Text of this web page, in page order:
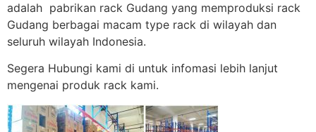
adalah pabrikan rack Gudang yang memproduksi rack
Gudang berbagai macam type rack di wilayah dan
seluruh wilayah Indonesia.
Segera Hubungi kami di untuk infomasi lebih lanjut
mengenai produk rack kami.